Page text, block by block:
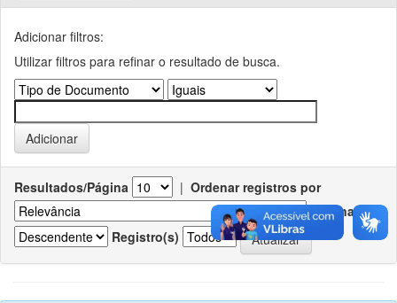
Adicionar filtros:
Utilizar filtros para refinar o resultado de busca.
Resultados/Página | Ordenar registros por
Ordenar
Registro(s)